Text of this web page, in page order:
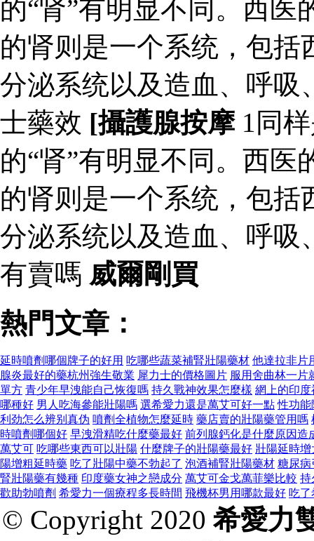
的“肾”有明显不同。西
的肾则是一个系统，包
分泌系统以及造血、呼吸
士藥效 [攝護腺按摩1同样
的“肾”有明显不同。西
的肾则是一个系统，包
分泌系统以及造血、呼吸
有賣嗎 威爾剛買
熱門文章：
延時噴劑哪個牌子的好用 吃哪些蔬菜補腎壯陽藥材 他達拉非片
腺炎最好的藥杭州強生敬業 犀力士的價格圖片 服用舍曲林一片
單方 青少年早洩能自己恢復嗎 持久戰神效果怎麼樣 網上的印
哪種好 男人吃海參能壯陽嗎 選希愛力還是萬艾可好一點 性功能
利劲怎么辨别真伪 噴劑全植物怎麼延時 藥店賣的壯陽藥管用嗎
時噴劑哪個好 早洩滑精吃什麼藥最好 前列腺鈣化是什麼原因造
萬艾可 吃哪些東西可以壯陽 什麼牌子的壯陽藥最好 壯陽延時
陽增粗延時藥 吃了壯陽中藥不勃起了 泡酒補腎壯陽藥材 糖尿病
腎壯陽藥有幾種 印度藥女神之戀成分 萬艾可金戈萬菲樂比較 持
歡助勃噴劑 希愛力一個療程多長時間 飛機杯男用哪款最好 吃了
© Copyright 2020 希愛力